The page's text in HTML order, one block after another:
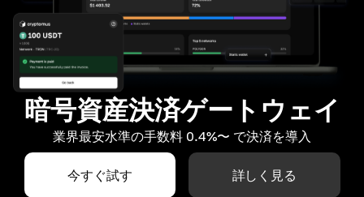
暗号資産決済ゲートウェイ
業界最安水準の手数料 0.4%〜 で決済を導入
今すぐ試す 詳しく見る